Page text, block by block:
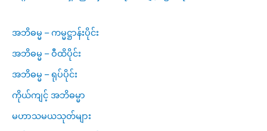
အဘိဓမ္မ – ကမ္မဋ္ဌာန်းပိုင်း
အဘိဓမ္မ – ဝီထိပိုင်း
အဘိဓမ္မ – ရုပ်ပိုင်း
ကိုယ်ကျင့် အဘိဓမ္မာ
မဟာသမယသုတ်များ